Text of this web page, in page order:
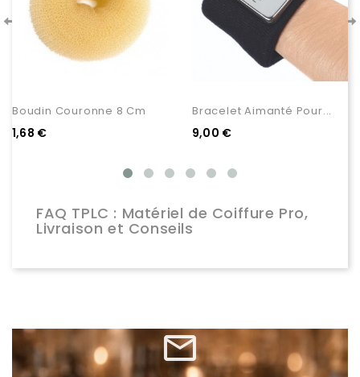
Boudin Couronne 8 Cm
1,68 €
Bracelet Aimanté Pour...
9,00 €
FAQ TPLC : Matériel de Coiffure Pro,
Livraison et Conseils
mail_outline